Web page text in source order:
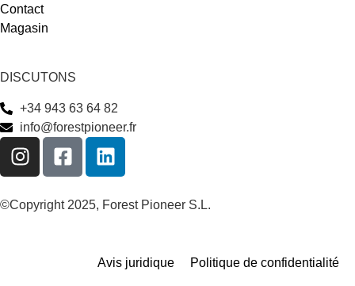
Contact
Magasin
DISCUTONS
+34 943 63 64 82
info@forestpioneer.fr
©Copyright 2025, Forest Pioneer S.L.
Avis juridique Politique de confidentialité